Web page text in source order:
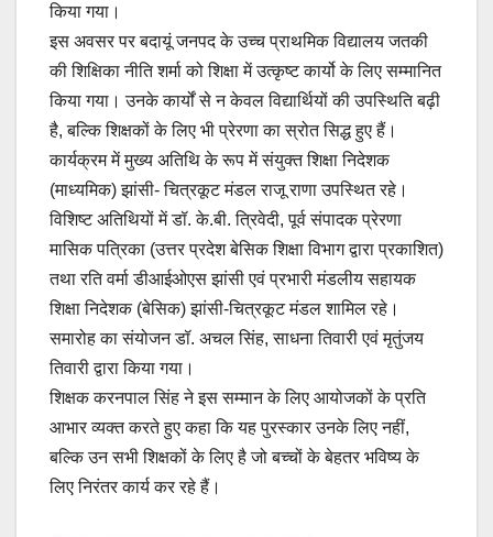
किया गया।
इस अवसर पर बदायूं जनपद के उच्च प्राथमिक विद्यालय जतकी
की शिक्षिका नीति शर्मा को शिक्षा में उत्कृष्ट कार्यो के लिए सम्मानित
किया गया। उनके कार्यों से न केवल विद्यार्थियों की उपस्थिति बढ़ी
है, बल्कि शिक्षकों के लिए भी प्रेरणा का स्रोत सिद्ध हुए हैं।
कार्यक्रम में मुख्य अतिथि के रूप में संयुक्त शिक्षा निदेशक
(माध्यमिक) झांसी- चित्रकूट मंडल राजू राणा उपस्थित रहे।
विशिष्ट अतिथियों में डॉ. के.बी. त्रिवेदी, पूर्व संपादक प्रेरणा
मासिक पत्रिका (उत्तर प्रदेश बेसिक शिक्षा विभाग द्वारा प्रकाशित)
तथा रति वर्मा डीआईओएस झांसी एवं प्रभारी मंडलीय सहायक
शिक्षा निदेशक (बेसिक) झांसी-चित्रकूट मंडल शामिल रहे।
समारोह का संयोजन डॉ. अचल सिंह, साधना तिवारी एवं मृतुंजय
तिवारी द्वारा किया गया।
शिक्षक करनपाल सिंह ने इस सम्मान के लिए आयोजकों के प्रति
आभार व्यक्त करते हुए कहा कि यह पुरस्कार उनके लिए नहीं,
बल्कि उन सभी शिक्षकों के लिए है जो बच्चों के बेहतर भविष्य के
लिए निरंतर कार्य कर रहे हैं।